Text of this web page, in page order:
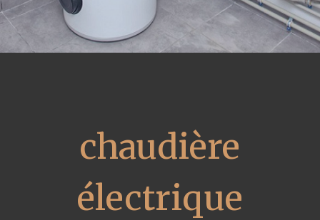
chaudière
électrique